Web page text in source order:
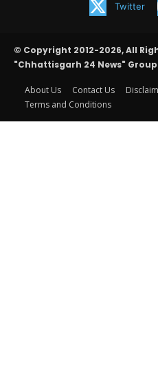
Twitter
© Copyright 2012-2026, All
"Chhattisgarh 24 News"
About Us Contact Us
Terms and Conditions